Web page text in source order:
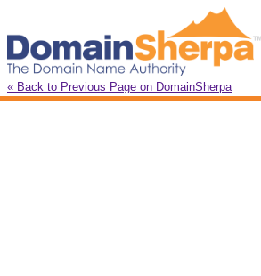
« Back to Previous Page on DomainSherpa